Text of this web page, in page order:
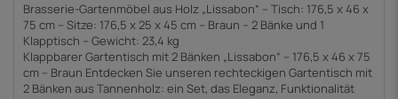
Brasserie-Gartenmöbel aus Holz „Lissabon“ – Tisch: 176,5 x 46 x
75 cm – Sitze: 176,5 x 25 x 45 cm – Braun – 2 Bänke und 1
Klapptisch – Gewicht: 23,4 kg
Klappbarer Gartentisch mit 2 Bänken „Lissabon“ – 176,5 x 46 x 75
cm – Braun Entdecken Sie unseren rechteckigen Gartentisch mit
2 Bänken aus Tannenholz: ein Set, das Eleganz, Funktionalität